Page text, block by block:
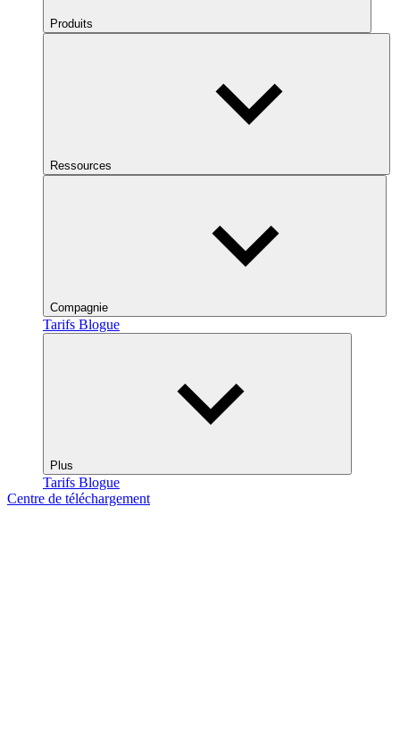
Produits
Ressources
Compagnie
Tarifs Blogue
Plus
Tarifs Blogue
Centre de téléchargement